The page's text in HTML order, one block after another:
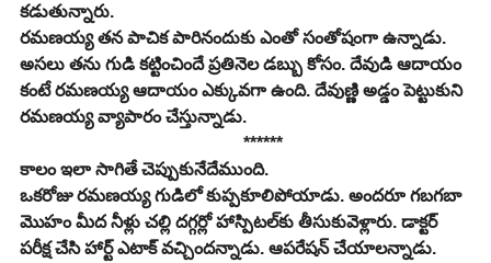
కడుతున్నారు.
రమణయ్య తన పాచిక పారినందుకు ఎంతో సంతోషంగా ఉన్నాడు.
అసలు తను గుడి కట్టించిందే ప్రతినెల డబ్బు కోసం. దేవుడి ఆదాయం
కంటే రమణయ్య ఆదాయం ఎక్కువగా ఉంది. దేవుణ్ణి అడ్డం పెట్టుకుని
రమణయ్య వ్యాపారం చేస్తున్నాడు.
******
కాలం ఇలా సాగితే చెప్పుకునేదేముంది.
ఒకరోజు రమణయ్య గుడిలో కుప్పకూలిపోయాడు. అందరూ గబగబా
మొహం మీద నీళ్లు చల్లి దగ్గర్లో హాస్పిటల్‌కు తీసుకువెళ్లారు. డాక్టర్
పరీక్ష చేసి హార్ట్ ఎటాక్ వచ్చిందన్నాడు. ఆపరేషన్ చేయాలన్నాడు.